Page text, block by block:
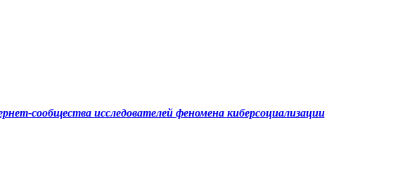
сообщества исследователей феномена киберсоциализации